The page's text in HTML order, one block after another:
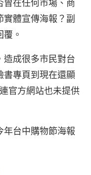
曾在任何市場、商
實體宣傳海報？副
。
造成很多市民對台
書專頁到現在還顯
官方網站也未提供
年台中購物節海報